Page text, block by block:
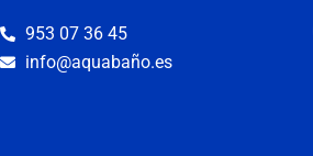
953 07 36 45
info@aquabaño.es